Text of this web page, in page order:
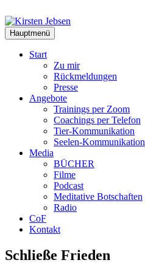
Inhalt
springen
Hauptmenü
Start
Zu mir
Rückmeldungen
Presse
Angebote
Trainings per Zoom
Coachings per Telefon
Tier-Kommunikation
Seelen-Kommunikation
Media
BÜCHER
Filme
Podcast
Meditative Botschaften
Radio
CoF
Kontakt
Schließe Frieden